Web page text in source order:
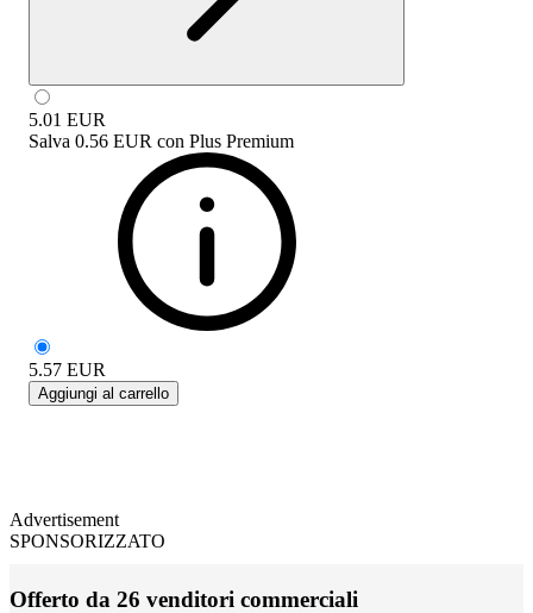
5.01 EUR
Salva 0.56 EUR con Plus Premium
5.57 EUR
Aggiungi al carrello
Advertisement
SPONSORIZZATO
Offerto da 26 venditori commerciali